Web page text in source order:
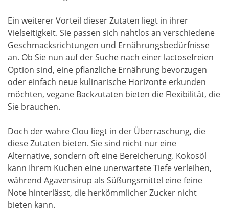
Ein weiterer Vorteil dieser Zutaten liegt in ihrer
Vielseitigkeit. Sie passen sich nahtlos an verschiedene
Geschmacksrichtungen und Ernährungsbedürfnisse
an. Ob Sie nun auf der Suche nach einer lactosefreien
Option sind, eine pflanzliche Ernährung bevorzugen
oder einfach neue kulinarische Horizonte erkunden
möchten, vegane Backzutaten bieten die Flexibilität, die
Sie brauchen.
Doch der wahre Clou liegt in der Überraschung, die
diese Zutaten bieten. Sie sind nicht nur eine
Alternative, sondern oft eine Bereicherung. Kokosöl
kann Ihrem Kuchen eine unerwartete Tiefe verleihen,
während Agavensirup als Süßungsmittel eine feine
Note hinterlässt, die herkömmlicher Zucker nicht
bieten kann.